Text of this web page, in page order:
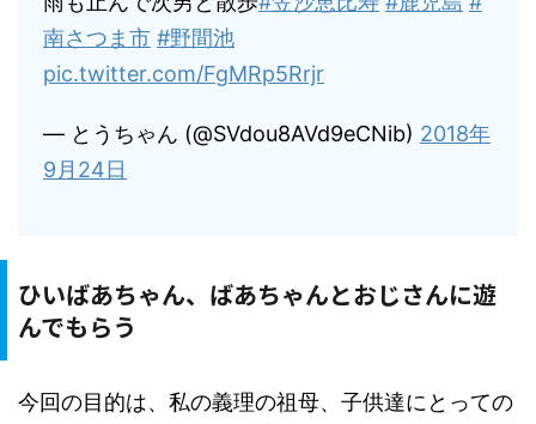
南さつま市 #野間池
pic.twitter.com/FgMRp5Rrjr
— とうちゃん (@SVdou8AVd9eCNib) 2018年
9月24日
ひいばあちゃん、ばあちゃんとおじさんに遊
んでもらう
今回の目的は、私の義理の祖母、子供達にとっての